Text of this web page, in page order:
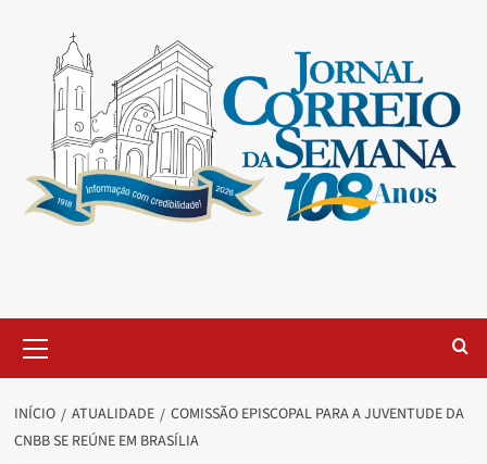
INÍCIO ATUALIDADE
COMISSÃO EPISCOPAL PARA A JUVENTUDE DA
CNBB SE REÚNE EM BRASÍLIA